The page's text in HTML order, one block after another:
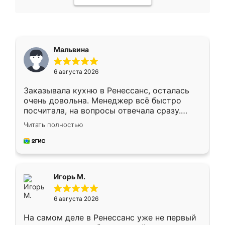
Мальвина
6 августа 2026
Заказывала кухню в Ренессанс, осталась
очень довольна. Менеджер всё быстро
посчитала, на вопросы отвечала сразу.
Замерщик приехал в субботу, подошёл к
делу со всей ответственностью. Собрали
за день, ребята работали аккуратно, даже
Читать полностью
Игорь М.
6 августа 2026
На самом деле в Ренессанс уже не первый